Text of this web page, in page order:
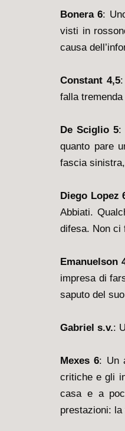
Bonera 6:
visti in
causa
Constant 4,5
falla
De Sciglio 5:
quanto pare
fascia
Diego Lopez
Abbiati.
difesa. Non ci
Emanuelson
impresa di
saputo del
Gabriel s.v.:
Mexes 6: Un
critiche e gli
casa e a
prestazioni: